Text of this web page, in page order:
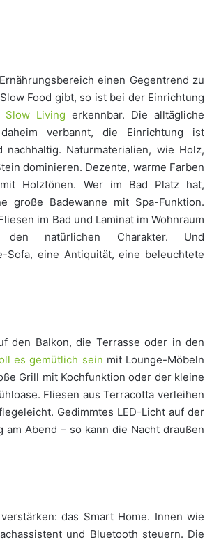
einen Gegentrend zu
Food gibt, so ist bei der Einrichtung
Living erkennbar. Die alltägliche
verbannt, die Einrichtung ist
nachhaltig. Naturmaterialien, wie Holz,
dominieren. Dezente, warme Farben
Holztönen. Wer im Bad Platz hat,
große Badewanne mit Spa-Funktion.
im Bad und Laminat im Wohnraum
den natürlichen Charakter. Und
Sofa, eine Antiquität, eine beleuchtete
den Balkon, die Terrasse oder in den
es gemütlich sein mit Lounge-Möbeln
Grill mit Kochfunktion oder der kleine
Fliesen aus Terracotta verleihen
Gedimmtes LED-Licht auf der
Abend – so kann die Nacht draußen
das Smart Home. Innen wie
und Bluetooth steuern. Die